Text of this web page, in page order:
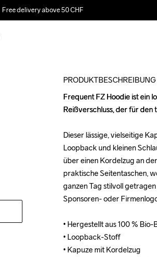
Free delivery above 50 CHF
PRODUKTBESCHREIBUNG
Frequent FZ Hoodie ist ein
Reißverschluss, der für
Dieser lässige, vielseitige
Loopback und kleinen
über einen Kordelzug an
praktische Seitentaschen,
ganzen Tag stilvoll
Sponsoren- oder
• Hergestellt aus 100 %
• Loopback-Stoff
• Kapuze mit Kordelzug
Frequent FZ Hoodie ist ein
Reißverschluss, der für
Dieser lässige, vielseitige
Loopback und kleinen
über einen Kordelzug an
praktische Seitentaschen,
ganzen Tag stilvoll
Sponsoren- oder
• Hergestellt aus 100 %
• Loopback-Stoff
• Kapuze mit Kordelzug